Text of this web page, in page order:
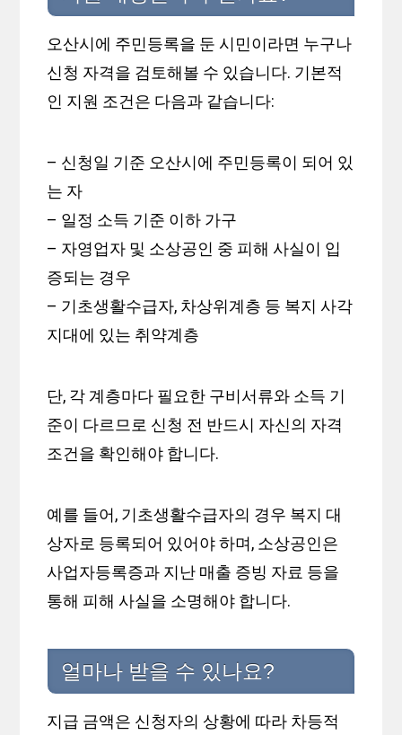
오산시에 주민등록을 둔 시민이라면 누구나
신청 자격을 검토해볼 수 있습니다. 기본적
인 지원 조건은 다음과 같습니다:
– 신청일 기준 오산시에 주민등록이 되어 있
는 자
– 일정 소득 기준 이하 가구
– 자영업자 및 소상공인 중 피해 사실이 입
증되는 경우
– 기초생활수급자, 차상위계층 등 복지 사각
지대에 있는 취약계층
단, 각 계층마다 필요한 구비서류와 소득 기
준이 다르므로 신청 전 반드시 자신의 자격
조건을 확인해야 합니다.
예를 들어, 기초생활수급자의 경우 복지 대
상자로 등록되어 있어야 하며, 소상공인은
사업자등록증과 지난 매출 증빙 자료 등을
통해 피해 사실을 소명해야 합니다.
얼마나 받을 수 있나요?
지급 금액은 신청자의 상황에 따라 차등적